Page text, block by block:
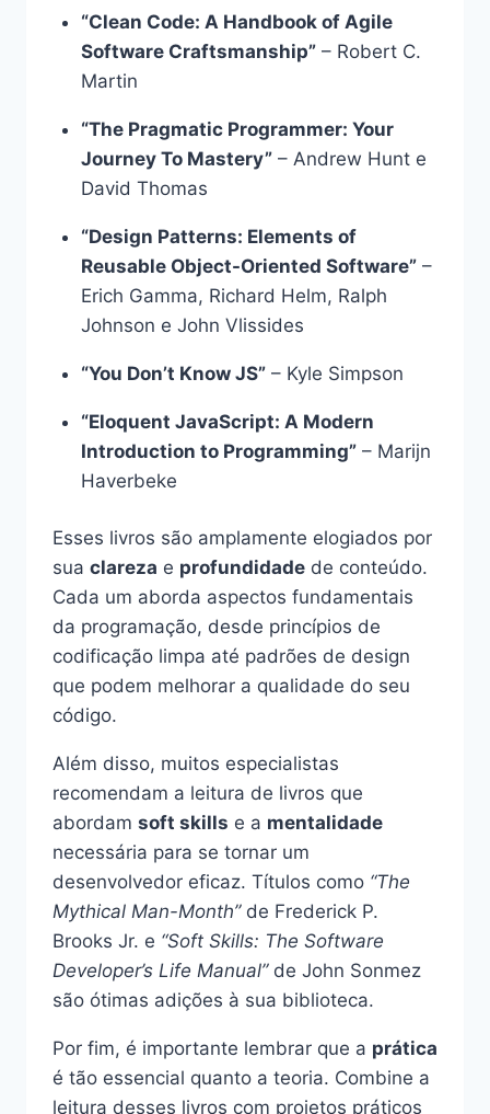
“Clean Code: A Handbook of Agile
Software Craftsmanship”– Robert C.
Martin
“The Pragmatic Programmer: Your
Journey To Mastery”– Andrew Hunt e
David Thomas
“Design Patterns: Elements of
Reusable Object-Oriented Software”–
Erich Gamma, Richard Helm, Ralph
Johnson e John Vlissides
“You Don’t Know JS”– Kyle Simpson
“Eloquent JavaScript: A Modern
Introduction to Programming”– Marijn
Haverbeke
Esses livros são amplamente elogiados por
sua clareza e profundidade de conteúdo.
Cada um aborda aspectos fundamentais
da programação, desde princípios de
codificação limpa até padrões de design
que podem melhorar a qualidade do seu
código.
Além disso, muitos especialistas
recomendam a leitura de livros que
abordam soft skills e a mentalidade
necessária para se tornar um
desenvolvedor eficaz. Títulos como “The
Mythical Man-Month”de Frederick P.
Brooks Jr. e “Soft Skills: The Software
Developer’s Life Manual”de John Sonmez
são ótimas adições à sua biblioteca.
Por fim, é importante lembrar que a prática
é tão essencial quanto a teoria. Combine a
leitura desses livros com projetos práticos